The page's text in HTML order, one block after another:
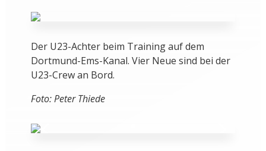
Der U23-Achter beim Training auf dem
Dortmund-Ems-Kanal. Vier Neue sind bei der
U23-Crew an Bord.
Foto: Peter Thiede